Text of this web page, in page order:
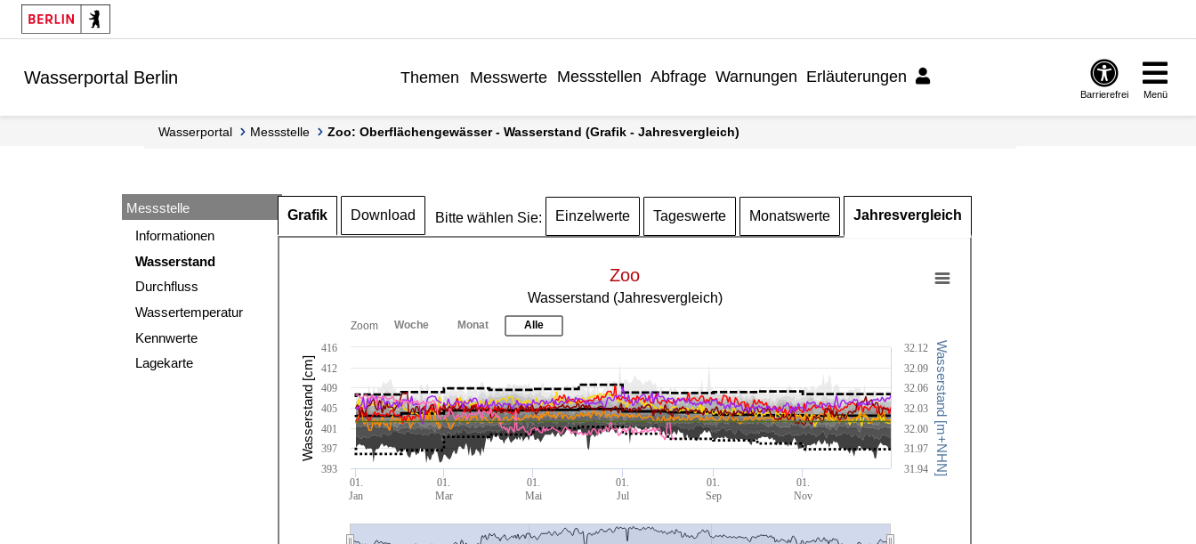
Springe zur Navigation
Springe zum Inhalt
Wasserportal Berlin Themen Messwerte Messstellen Abfrage Warnungen Erläuterungen
Barrierefrei Menü
Wasserportal Messstelle Zoo: Oberflächengewässer - Wasserstand (Grafik - Jahresvergleich)
Messstelle
Informationen
Wasserstand
Durchfluss
Wassertemperatur
Kennwerte
Lagekarte
Grafik Download Bitte wählen Sie: Einzelwerte Tageswerte Monatswerte Jahresvergleich
Wasserstand [cm] Wasserstand [m+NHN]
Zoo
Wasserstand (Jahresvergleich)
01.
Jan
01.
Mar
01.
Mai
01.
Jul
01.
Sep
01.
Nov
393
397
401
405
409
412
416
31.94
31.97
32.00
32.03
32.06
32.09
32.12
Zoom Woche Monat Alle